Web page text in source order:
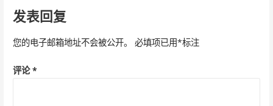
导
航
发表回复
您的电子邮箱地址不会被公开。 必填项已用*标注
评论*